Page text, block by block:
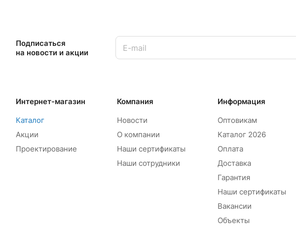
Подписаться
на новости и акции
Интернет-магазин
Каталог
Акции
Проектирование
Компания
Новости
О компании
Наши сертификаты
Наши сотрудники
Информация
Оптовикам
Каталог 2026
Оплата
Доставка
Гарантия
Наши сертификаты
Вакансии
Объекты